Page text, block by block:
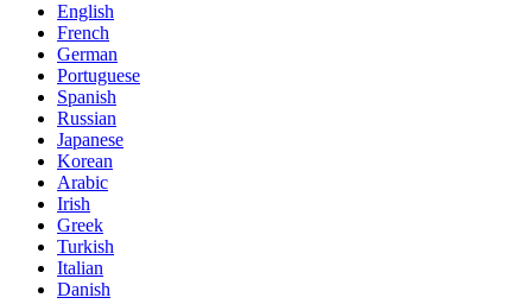
English
French
German
Portuguese
Spanish
Russian
Japanese
Korean
Arabic
Irish
Greek
Turkish
Italian
Danish